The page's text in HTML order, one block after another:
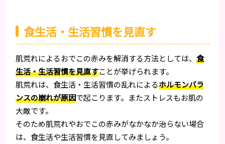
食生活・生活習慣を見直す
肌荒れによるおでこの赤みを解消する方法としては、食
生活・生活習慣を見直すことが挙げられます。
肌荒れは、食生活・生活習慣の乱れによるホルモンバラ
ンスの崩れが原因で起こります。またストレスもお肌の
大敵です。
そのため肌荒れやおでこの赤みがなかなか治らない場合
は、食生活や生活習慣を見直してみましょう。